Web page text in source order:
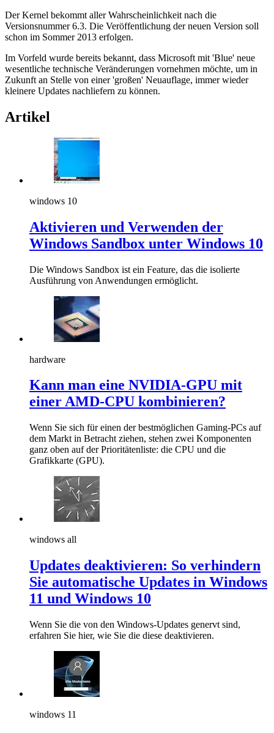
Der Kernel bekommt aller Wahrscheinlichkeit nach die
Versionsnummer 6.3. Die Veröffentlichung der neuen Version soll
schon im Sommer 2013 erfolgen.
Im Vorfeld wurde bereits bekannt, dass Microsoft mit 'Blue' neue
wesentliche technische Veränderungen vornehmen möchte, um in
Zukunft an Stelle von einer 'großen' Neuauflage, immer wieder
kleinere Updates nachliefern zu können.
Artikel
windows 10
Aktivieren und Verwenden der
Windows Sandbox unter Windows 10
Die Windows Sandbox ist ein Feature, das die isolierte
Ausführung von Anwendungen ermöglicht.
hardware
Kann man eine NVIDIA-GPU mit
einer AMD-CPU kombinieren?
Wenn Sie sich für einen der bestmöglichen Gaming-PCs auf
dem Markt in Betracht ziehen, stehen zwei Komponenten
ganz oben auf der Prioritätenliste: die CPU und die
Grafikkarte (GPU).
windows all
Updates deaktivieren: So verhindern
Sie automatische Updates in Windows
11 und Windows 10
Wenn Sie die von den Windows-Updates genervt sind,
erfahren Sie hier, wie Sie die diese deaktivieren.
windows 11